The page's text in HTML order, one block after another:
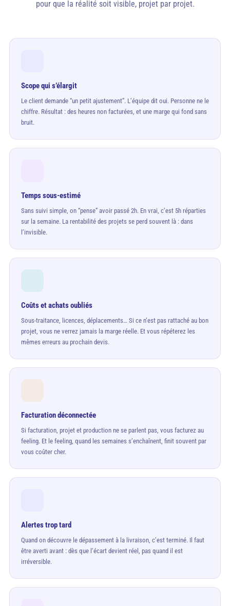
pour que la réalité soit visible, projet par projet.
Scope qui s’élargit
Le client demande “un petit ajustement”. L’équipe dit oui. Personne ne le
chiffre. Résultat : des heures non facturées, et une marge qui fond sans
bruit.
Temps sous-estimé
Sans suivi simple, on “pense” avoir passé 2h. En vrai, c’est 5h réparties
sur la semaine. La rentabilité des projets se perd souvent là : dans
l’invisible.
Coûts et achats oubliés
Sous-traitance, licences, déplacements… Si ce n’est pas rattaché au bon
projet, vous ne verrez jamais la marge réelle. Et vous répéterez les
mêmes erreurs au prochain devis.
Facturation déconnectée
Si facturation, projet et production ne se parlent pas, vous facturez au
feeling. Et le feeling, quand les semaines s’enchaînent, finit souvent par
vous coûter cher.
Alertes trop tard
Quand on découvre le dépassement à la livraison, c’est terminé. Il faut
être averti avant : dès que l’écart devient réel, pas quand il est
irréversible.